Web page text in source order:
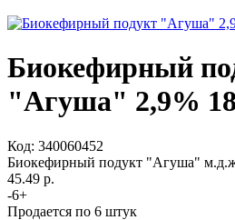
Биокефирный
"Агуша" 2,9%
Код: 340060452
Биокефирный подукт "Агуша"
45.49 р.
-6+
Продается по 6 штук